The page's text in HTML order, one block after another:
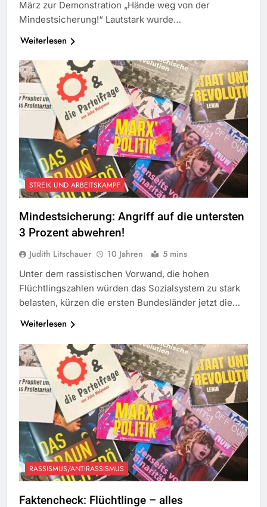
März zur Demonstration „Hände weg von der
Mindestsicherung!“ Lautstark wurde…
Weiterlesen
STREIK UND ARBEITSKAMPF
Mindestsicherung: Angriff auf die untersten
3 Prozent abwehren!
Judith Litschauer 10 Jahren 5 mins
Unter dem rassistischen Vorwand, die hohen
Flüchtlingszahlen würden das Sozialsystem zu stark
belasten, kürzen die ersten Bundesländer jetzt die…
Weiterlesen
RASSISMUS/ANTIRASSISMUS
Faktencheck: Flüchtlinge – alles